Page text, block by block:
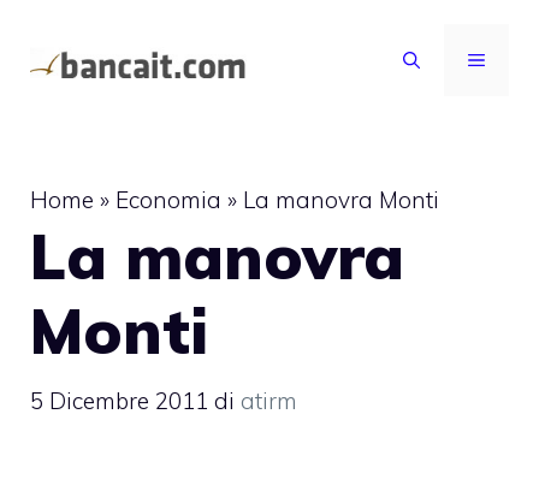
MENU
Home » Economia » La manovra Monti
La manovra
Monti
5 Dicembre 2011 di atirm